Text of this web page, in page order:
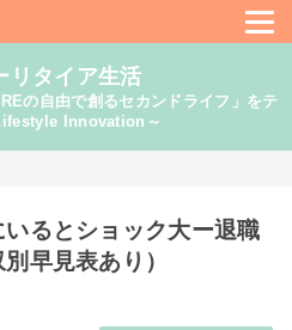
リタイア生活
の自由で創るセカンドライフ」をテ
Innovation～
るとショック大ー退職
早見表あり）